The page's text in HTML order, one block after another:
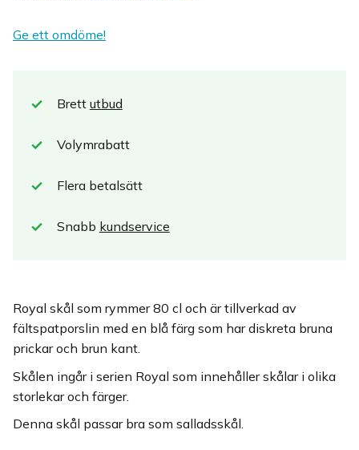
Ge ett omdöme!
Brett utbud
Volymrabatt
Flera betalsätt
Snabb kundservice
Royal skål som rymmer 80 cl och är tillverkad av
fältspatporslin med en blå färg som har diskreta bruna
prickar och brun kant.
Skålen ingår i serien Royal som innehåller skålar i olika
storlekar och färger.
Denna skål passar bra som salladsskål.